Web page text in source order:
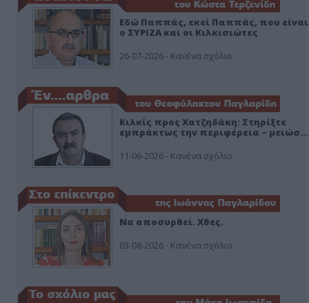
Εδώ Παππάς, εκεί Παππάς, που είναι
ο ΣΥΡΙΖΑ και οι Κιλκισιώτες
26-07-2026 - Κανένα σχόλιο
Κιλκίς προς Χατζηδάκη: Στηρίξτε
εμπράκτως την περιφέρεια – μειώσ…
11-06-2026 - Κανένα σχόλιο
Να αποσυρθεί. Χθες.
03-08-2026 - Κανένα σχόλιο